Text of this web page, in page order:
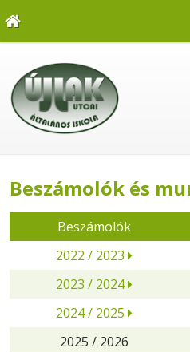
Beszámolók és
Beszámolók
2022 / 2023
2023 / 2024
2024 / 2025
2025 / 2026